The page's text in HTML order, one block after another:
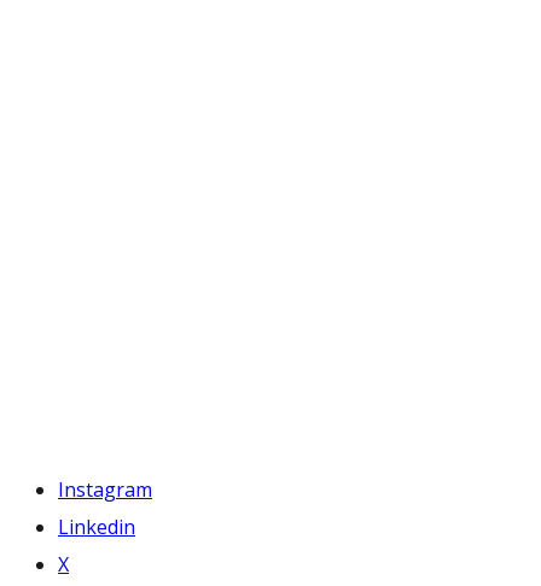
Instagram
Linkedin
X